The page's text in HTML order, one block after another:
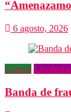
6 agosto, 2026
Capital Las
Banda de